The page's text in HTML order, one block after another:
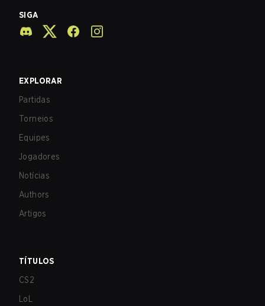
SIGA
EXPLORAR
Partidas
Torneios
Equipes
Jogadores
Notícias
Authors
Artigos
TÍTULOS
CS2
LoL